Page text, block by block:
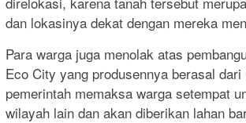
dan lokasinya dekat dengan mereka
Para warga juga menolak atas
Eco City yang produsennya berasal
pemerintah memaksa warga setempat
wilayah lain dan akan diberikan lahan